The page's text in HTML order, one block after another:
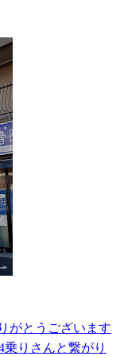
がとうございます
乗りさんと繋がり